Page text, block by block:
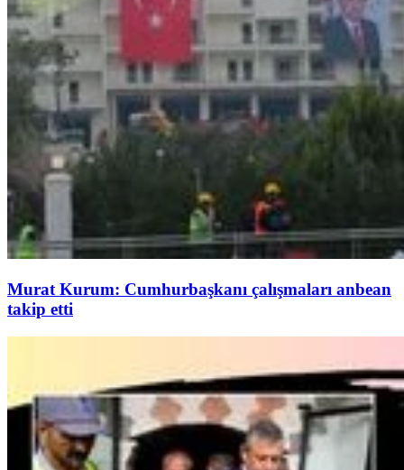
Murat Kurum: Cumhurbaşkanı çalışmaları anbean
takip etti